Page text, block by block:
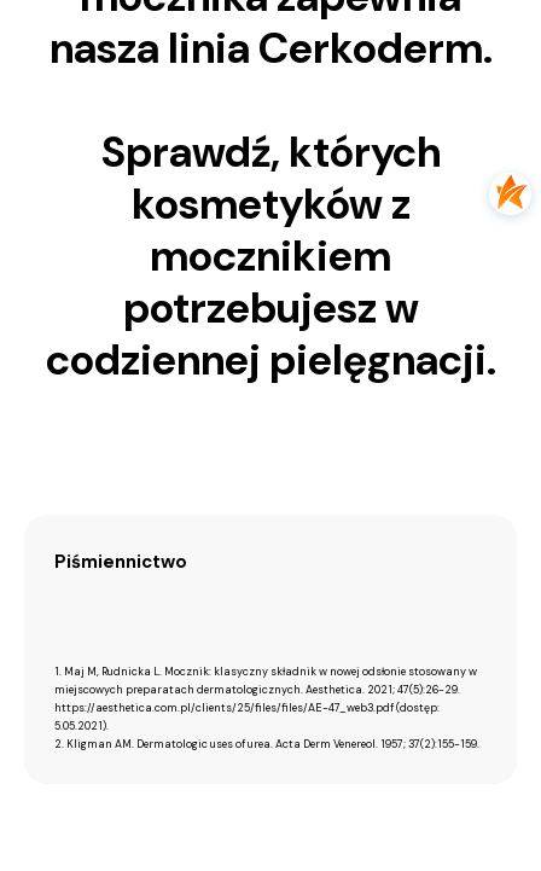
nasza linia Cerkoderm.
Sprawdź, których
kosmetyków z
mocznikiem
potrzebujesz w
codziennej pielęgnacji.
Piśmiennictwo
1. Maj M, Rudnicka L. Mocznik: klasyczny składnik w nowej odsłonie stosowany w
miejscowych preparatach dermatologicznych. Aesthetica. 2021; 47(5):26-29.
https://aesthetica.com.pl/clients/25/files/files/AE-47_web3.pdf (dostęp:
5.05.2021).
2. Kligman AM. Dermatologic uses of urea. Acta Derm Venereol. 1957; 37(2):155-159.